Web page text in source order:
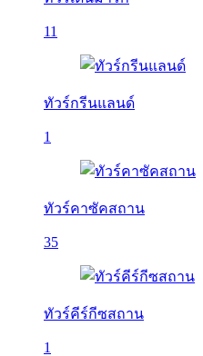
11
ทัวร์กรีนแลนด์
1
ทัวร์คาซัคสถาน
35
ทัวร์คีร์กีซสถาน
1